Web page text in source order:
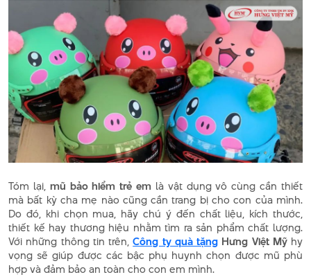
Tóm lại, mũ bảo hiểm trẻ em là vật dụng vô cùng cần thiết
mà bất kỳ cha mẹ nào cũng cần trang bị cho con của mình.
Do đó, khi chọn mua, hãy chú ý đến chất liệu, kích thước,
thiết kế hay thương hiệu nhằm tìm ra sản phẩm chất lượng.
Với những thông tin trên,Công ty quà tặng Hưng Việt Mỹhy
vọng sẽ giúp được các bậc phụ huynh chọn được mũ phù
hợp và đảm bảo an toàn cho con em mình.